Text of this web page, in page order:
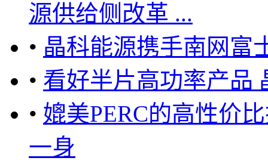
源供给侧改革 ...
• 晶科能源携手南网富
• 看好半片高功率产品
• 媲美PERC的高性价
一身